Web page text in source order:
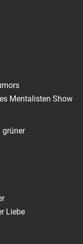
Mentalisten Show
grüner
Liebe